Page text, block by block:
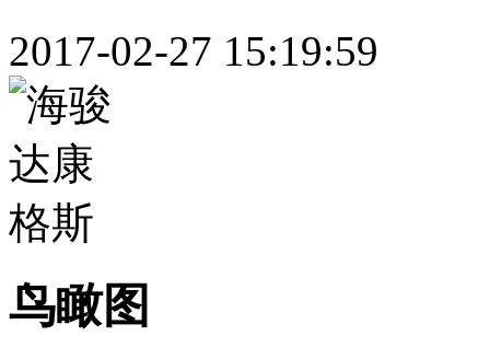
2017-02-27 15:19:59
鸟瞰图